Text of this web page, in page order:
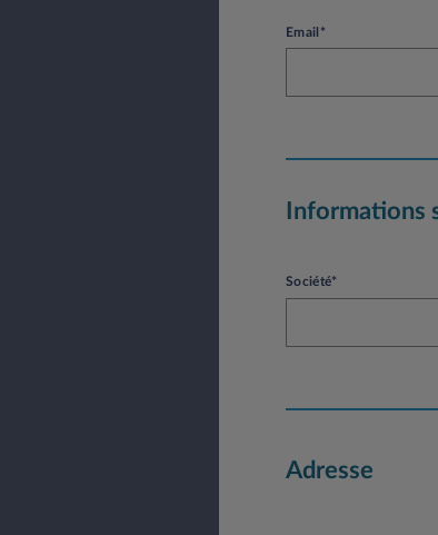
Email*
Informations
Société*
Adresse